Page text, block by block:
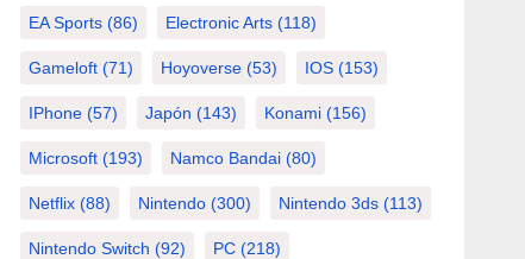
EA Sports (86) Electronic Arts (118)
Gameloft (71) Hoyoverse (53) IOS (153)
IPhone (57) Japón (143) Konami (156)
Microsoft (193) Namco Bandai (80)
Netflix (88) Nintendo (300) Nintendo 3ds (113)
Nintendo Switch (92) PC (218)